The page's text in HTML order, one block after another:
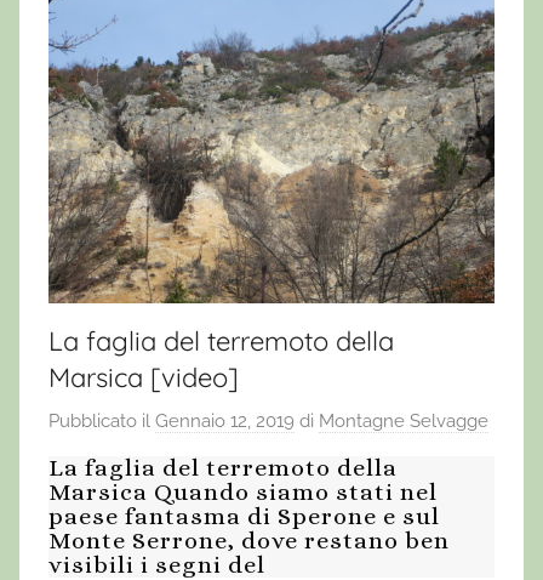
La faglia del terremoto della
Marsica [video]
Pubblicato il Gennaio 12, 2019 di Montagne Selvagge
La faglia del terremoto della
Marsica Quando siamo stati nel
paese fantasma di Sperone e sul
Monte Serrone, dove restano ben
visibili i segni del